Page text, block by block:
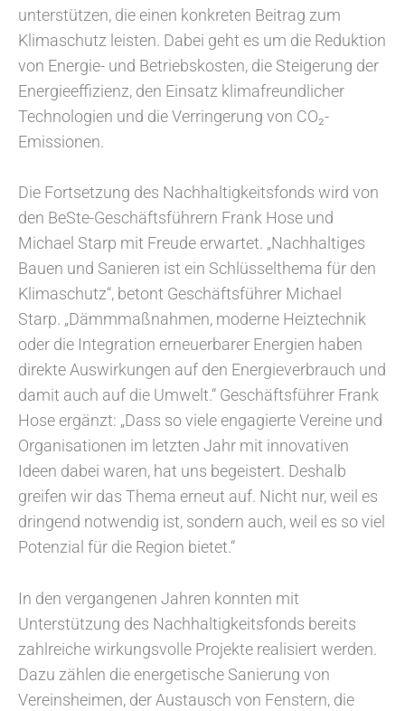
unterstützen, die einen konkreten Beitrag zum
Klimaschutz leisten. Dabei geht es um die Reduktion
von Energie- und Betriebskosten, die Steigerung der
Energieeffizienz, den Einsatz klimafreundlicher
Technologien und die Verringerung von CO₂-
Emissionen.
Die Fortsetzung des Nachhaltigkeitsfonds wird von
den BeSte-Geschäftsführern Frank Hose und
Michael Starp mit Freude erwartet. „Nachhaltiges
Bauen und Sanieren ist ein Schlüsselthema für den
Klimaschutz“, betont Geschäftsführer Michael
Starp. „Dämmmaßnahmen, moderne Heiztechnik
oder die Integration erneuerbarer Energien haben
direkte Auswirkungen auf den Energieverbrauch und
damit auch auf die Umwelt.“ Geschäftsführer Frank
Hose ergänzt: „Dass so viele engagierte Vereine und
Organisationen im letzten Jahr mit innovativen
Ideen dabei waren, hat uns begeistert. Deshalb
greifen wir das Thema erneut auf. Nicht nur, weil es
dringend notwendig ist, sondern auch, weil es so viel
Potenzial für die Region bietet.“
In den vergangenen Jahren konnten mit
Unterstützung des Nachhaltigkeitsfonds bereits
zahlreiche wirkungsvolle Projekte realisiert werden.
Dazu zählen die energetische Sanierung von
Vereinsheimen, der Austausch von Fenstern, die